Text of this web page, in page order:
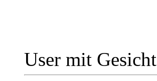
User mit Gesicht